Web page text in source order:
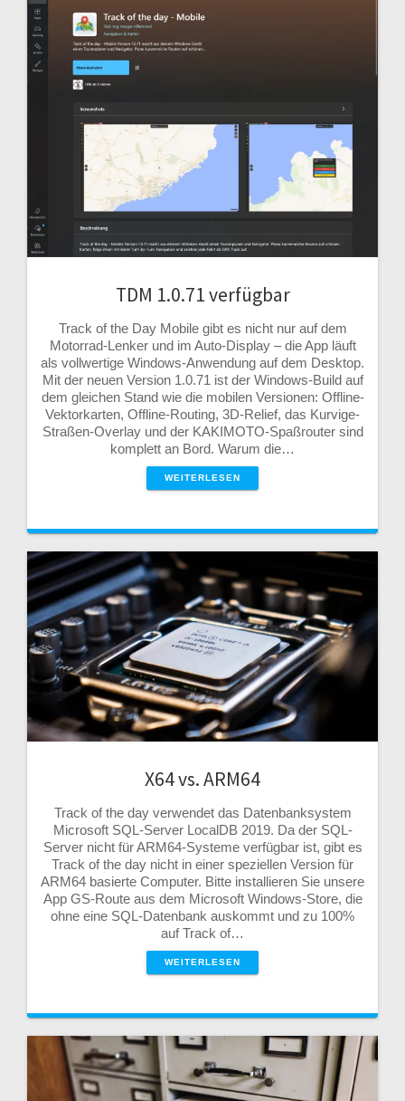
TDM 1.0.71 verfügbar
Track of the Day Mobile gibt es nicht nur auf dem
Motorrad-Lenker und im Auto-Display – die App läuft
als vollwertige Windows-Anwendung auf dem Desktop.
Mit der neuen Version 1.0.71 ist der Windows-Build auf
dem gleichen Stand wie die mobilen Versionen: Offline-
Vektorkarten, Offline-Routing, 3D-Relief, das Kurvige-
Straßen-Overlay und der KAKIMOTO-Spaßrouter sind
komplett an Bord. Warum die…
WEITERLESEN
X64 vs. ARM64
Track of the day verwendet das Datenbanksystem
Microsoft SQL-Server LocalDB 2019. Da der SQL-
Server nicht für ARM64-Systeme verfügbar ist, gibt es
Track of the day nicht in einer speziellen Version für
ARM64 basierte Computer. Bitte installieren Sie unsere
App GS-Route aus dem Microsoft Windows-Store, die
ohne eine SQL-Datenbank auskommt und zu 100%
auf Track of…
WEITERLESEN